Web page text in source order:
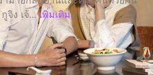
จิง เจ้... เพิ่มเติม